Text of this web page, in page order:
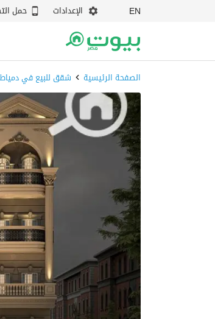
EN الإعدادات حمل
الصفحة الرئيسية شقق للبيع في دمياط